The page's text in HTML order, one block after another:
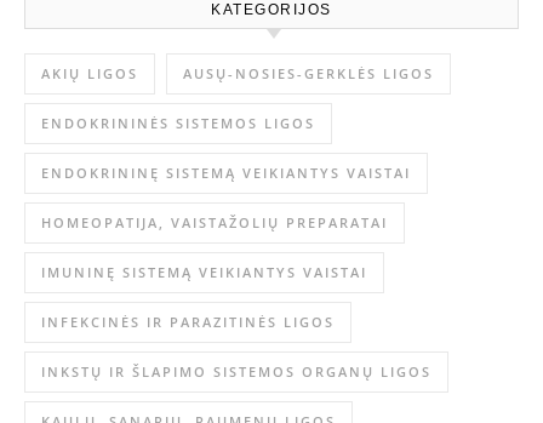
KATEGORIJOS
AKIŲ LIGOS AUSŲ-NOSIES-GERKLĖS LIGOS
ENDOKRININĖS SISTEMOS LIGOS
ENDOKRININĘ SISTEMĄ VEIKIANTYS VAISTAI
HOMEOPATIJA, VAISTAŽOLIŲ PREPARATAI
IMUNINĘ SISTEMĄ VEIKIANTYS VAISTAI
INFEKCINĖS IR PARAZITINĖS LIGOS
INKSTŲ IR ŠLAPIMO SISTEMOS ORGANŲ LIGOS